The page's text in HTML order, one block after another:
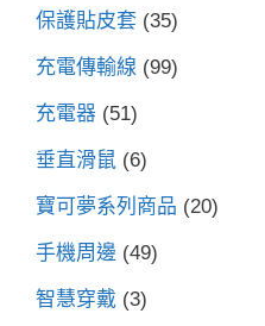
保護貼皮套 (35)
充電傳輸線 (99)
充電器 (51)
垂直滑鼠 (6)
寶可夢系列商品 (20)
手機周邊 (49)
智慧穿戴 (3)